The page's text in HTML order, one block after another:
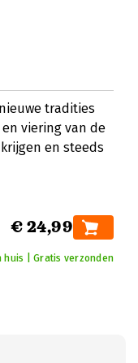
tradities
viering van de
en steeds
€ 24,99
huis | Gratis verzonden